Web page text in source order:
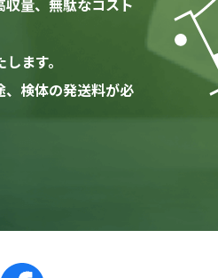
量、無駄なコスト
ます。
検体の発送料が必